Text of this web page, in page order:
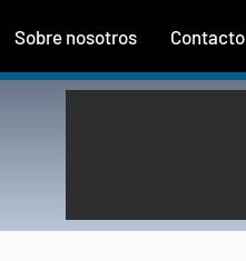
Sobre nosotros Contacto